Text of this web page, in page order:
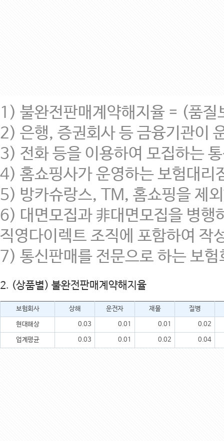
1) 불완전판매계약해지율 = (품
2) 은행, 증권회사 등 금융기관이
3) 전화 등을 이용하여 모집하는
4) 홈쇼핑사가 운영하는 보험대리
5) 방카슈랑스, TM, 홈쇼핑을 제
6) 대면모집과 非대면모집을 병행
직영다이렉트 조직에 포함하여 작
7) 통신판매를 전문으로 하는 보
2. (상품별) 불완전판매계약해지율
보험회사 상해 운전자 재물 질병
현대해상 0.03 0.01 0.01 0.02
업계평균 0.03 0.01 0.02 0.04